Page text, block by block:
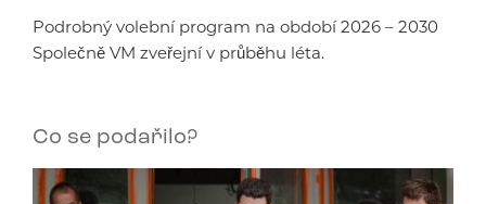
Podrobný volební program na období 2026 – 2030
Společně VM zveřejní v průběhu léta.
Co se podařilo?